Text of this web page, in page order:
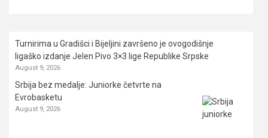
Turnirima u Gradišci i Bijeljini završeno je ovogodišnje
ligaško izdanje Jelen Pivo 3×3 lige Republike Srpske
August 9, 2026
Srbija bez medalje: Juniorke četvrte na
Evrobasketu
August 9, 2026